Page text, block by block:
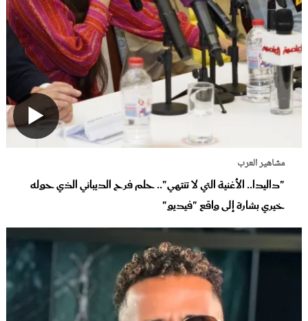
مشاهير العرب
"داليدا.. الأغنية التي لا تنتهي".. حلم فرح الديباني الذي حوله
خيري بشارة إلى واقع "فيديو"